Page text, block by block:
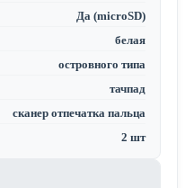
Да (microSD)
белая
островного типа
тачпад
сканер отпечатка пальца
2 шт